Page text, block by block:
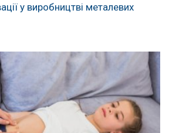
у виробництві металевих